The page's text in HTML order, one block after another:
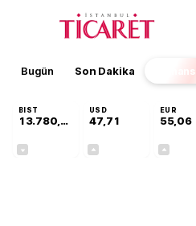
Bugün Son Dakika Finans
BIST
13.780,47
USD
47,71
EUR
55,06